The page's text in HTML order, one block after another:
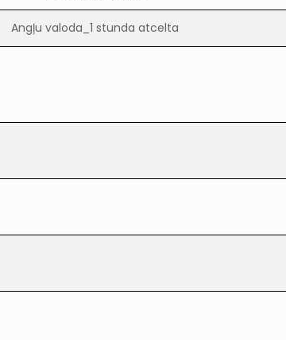
Angļu valoda_1 stunda atcelta